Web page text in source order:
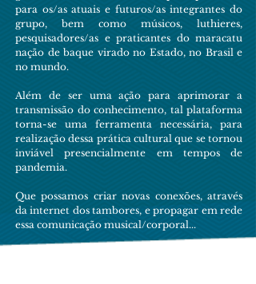
para os/as atuais e futuros/as integrantes do
grupo, bem como músicos, luthieres,
pesquisadores/as e praticantes do maracatu
nação de baque virado no Estado, no Brasil e
no mundo.
Além de ser uma ação para aprimorar a
transmissão do conhecimento, tal plataforma
torna-se uma ferramenta necessária, para
realização dessa prática cultural que se tornou
inviável presencialmente em tempos de
pandemia.
Que possamos criar novas conexões, através
da internet dos tambores, e propagar em rede
essa comunicação musical/corporal...